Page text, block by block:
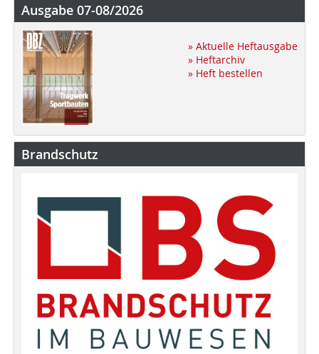
Ausgabe 07-08/2026
» Aktuelle Heftausgabe
» Heftarchiv
» Heft bestellen
Brandschutz